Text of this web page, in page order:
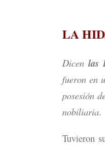
LA
Dicenlas
fueron en
posesión
nobiliaria.
Tuvieron